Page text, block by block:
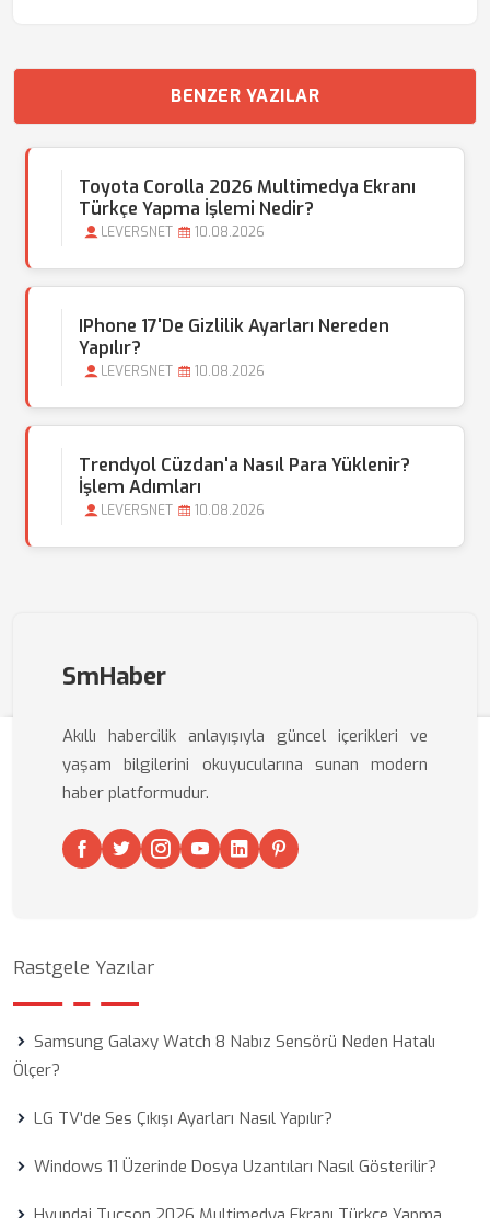
BENZER YAZILAR
Toyota Corolla 2026 Multimedya Ekranı
Türkçe Yapma İşlemi Nedir?
LEVERSNET 10.08.2026
IPhone 17'de Gizlilik Ayarları Nereden
Yapılır?
LEVERSNET 10.08.2026
Trendyol Cüzdan'a Nasıl Para Yüklenir?
İşlem Adımları
LEVERSNET 10.08.2026
SmHaber
Akıllı habercilik anlayışıyla güncel içerikleri ve
yaşam bilgilerini okuyucularına sunan modern
haber platformudur.
Rastgele Yazılar
Samsung Galaxy Watch 8 Nabız Sensörü Neden Hatalı
Ölçer?
LG TV'de Ses Çıkışı Ayarları Nasıl Yapılır?
Windows 11 Üzerinde Dosya Uzantıları Nasıl Gösterilir?